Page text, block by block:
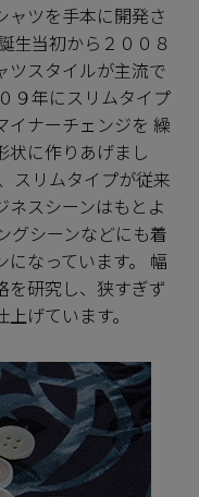
ャツを手本に開発さ
生当初から２００８
ツスタイルが主流で
９年にスリムタイプ
イナーチェンジを 繰
状に作りあげまし
スリムタイプが従来
ネスシーンはもとよ
グシーンなどにも着
なっています。 幅
を研究し、狭すぎず
げています。